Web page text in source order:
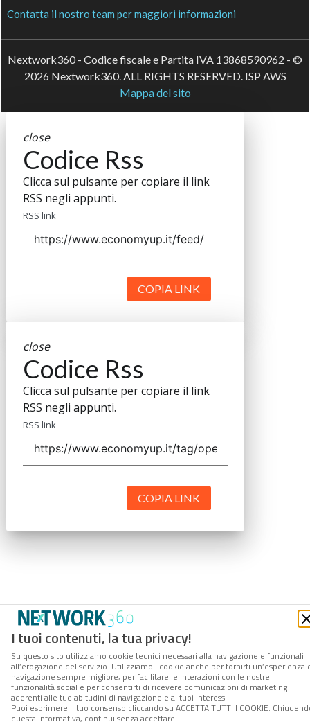
I tuoi contenuti, la tua privacy!
Su questo sito utilizziamo cookie tecnici necessari alla navigazione e funzionali
all’erogazione del servizio. Utilizziamo i cookie anche per fornirti un’esperienza
navigazione sempre migliore, per facilitare le interazioni con le nostre
funzionalità social e per consentirti di ricevere comunicazioni di marketing
aderenti alle tue abitudini di navigazione e ai tuoi interessi.
Puoi esprimere il tuo consenso cliccando su ACCETTA TUTTI I COOKIE.
questa informativa, continui senza accettare.
Contatta il nostro team per maggiori informazioni
Nextwork360 - Codice fiscale e Partita IVA 13868590962 - ©
2026 Nextwork360. ALL RIGHTS RESERVED. ISP AWS
Mappa del sito
close
Codice Rss
Clicca sul pulsante per copiare il link
RSS negli appunti.
RSS link
COPIA LINK
close
Codice Rss
Clicca sul pulsante per copiare il link
RSS negli appunti.
RSS link
COPIA LINK